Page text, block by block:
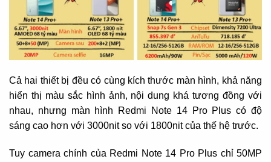
Cả hai thiết bị đều có cùng kích thước màn hình, khả năng
hiển thị màu sắc hình ảnh, nội dung khá tương đồng với
nhau, nhưng màn hình Redmi Note 14 Pro Plus có độ
sáng cao hơn với 3000nit so với 1800nit của thế hệ trước.
Tuy camera chính của Redmi Note 14 Pro Plus chỉ 50MP